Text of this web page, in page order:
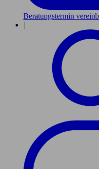
Beratungstermin
|